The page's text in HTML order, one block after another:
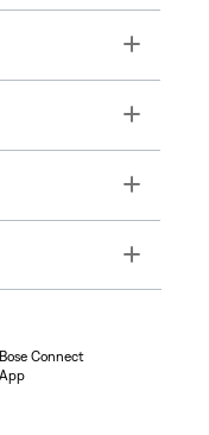
Toggle
Toggle
Toggle
Toggle
Connect